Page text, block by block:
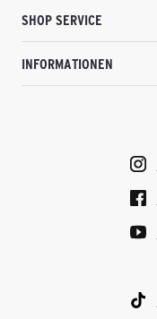
SHOP SERVICE
INFORMATIONEN